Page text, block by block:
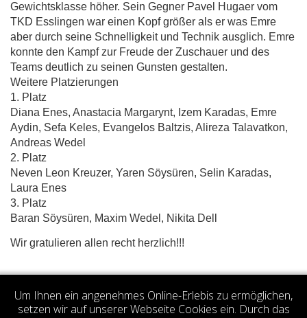
Gewichtsklasse höher. Sein Gegner Pavel Hugaer vom
TKD Esslingen war einen Kopf größer als er was Emre
aber durch seine Schnelligkeit und Technik ausglich. Emre
konnte den Kampf zur Freude der Zuschauer und des
Teams deutlich zu seinen Gunsten gestalten.
Weitere Platzierungen
1. Platz
Diana Enes, Anastacia Margarynt, Izem Karadas, Emre
Aydin, Sefa Keles, Evangelos Baltzis, Alireza Talavatkon,
Andreas Wedel
2. Platz
Neven Leon Kreuzer, Yaren Söysüren, Selin Karadas,
Laura Enes
3. Platz
Baran Söysüren, Maxim Wedel, Nikita Dell
Wir gratulieren allen recht herzlich!!!
Um Ihnen ein angenehmes Online-Erlebis zu ermöglichen,
setzen wir auf unserer Webseite Cookies ein. Durch das